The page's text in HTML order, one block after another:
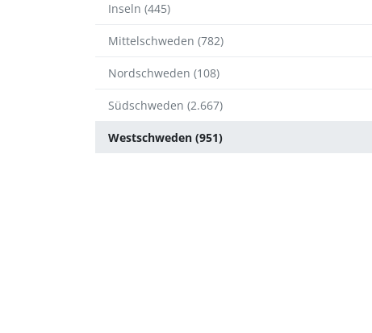
Inseln (445)
Mittelschweden (782)
Nordschweden (108)
Südschweden (2.667)
Westschweden (951)